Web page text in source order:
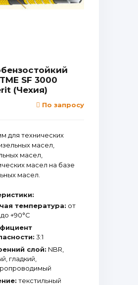
SF 3000
(Чехия)
По запросу
для технических
масел,
масел,
масел на базе
масел.
температура: от
+90°С
3:1
слой: NBR,
гладкий,
текстильный